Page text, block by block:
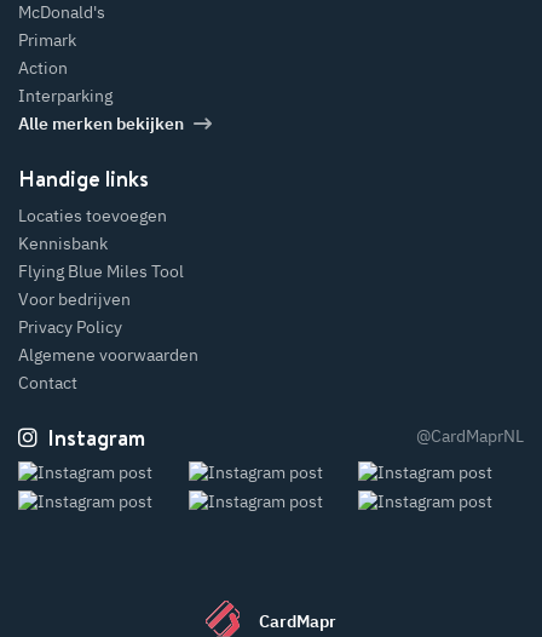
McDonald's
Primark
Action
Interparking
Alle merken bekijken
Handige links
Locaties toevoegen
Kennisbank
Flying Blue Miles Tool
Voor bedrijven
Privacy Policy
Algemene voorwaarden
Contact
Instagram @CardMaprNL
CardMapr